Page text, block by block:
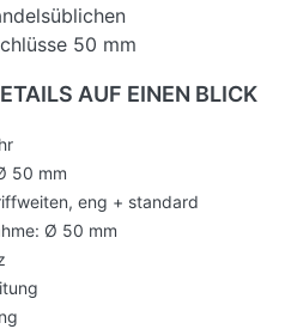
50 mm
AUF EINEN BLICK
50 mm
eng + standard
Ø 50 mm